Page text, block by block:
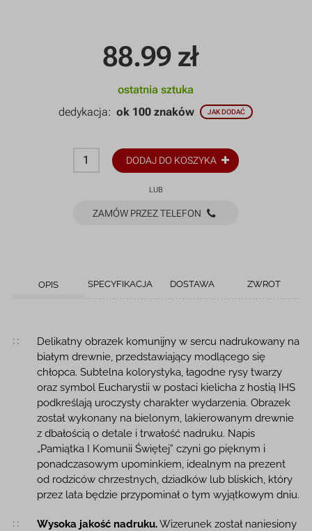
88.99 zł
ostatnia sztuka
dedykacja:ok 100 znaków JAK DODAĆ
DODAJ DO KOSZYKA
LUB
ZAMÓW PRZEZ TELEFON
OPIS SPECYFIKACJA DOSTAWA ZWROT
Opis produktu
Delikatny obrazek komunijny w sercu nadrukowany na
białym drewnie, przedstawiający modlącego się
chłopca. Subtelna kolorystyka, łagodne rysy twarzy
oraz symbol Eucharystii w postaci kielicha z hostią IHS
podkreślają uroczysty charakter wydarzenia. Obrazek
został wykonany na bielonym, lakierowanym drewnie
z dbałością o detale i trwałość nadruku. Napis
„Pamiątka I Komunii Świętej” czyni go pięknym i
ponadczasowym upominkiem, idealnym na prezent
od rodziców chrzestnych, dziadków lub bliskich, który
przez lata będzie przypominał o tym wyjątkowym dniu.
Wysoka jakość nadruku.Wizerunek został naniesiony